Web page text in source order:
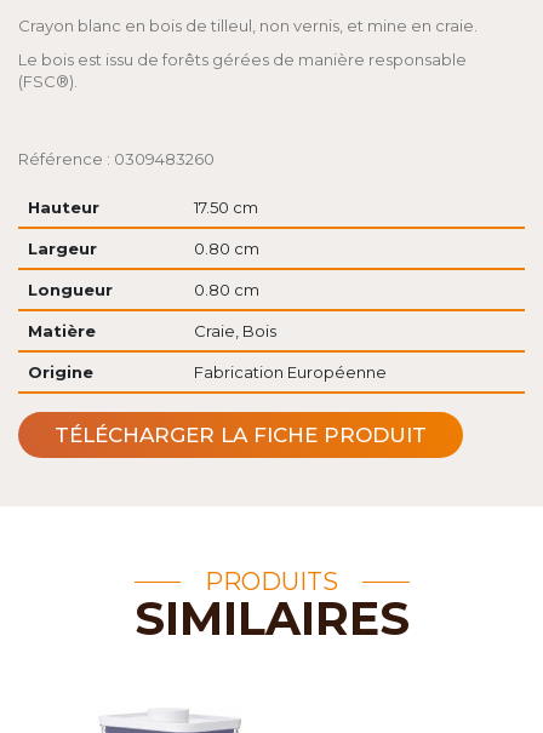
Crayon blanc en bois de tilleul, non vernis, et mine en craie.
Le bois est issu de forêts gérées de manière responsable
(FSC®).
Référence : 0309483260
Hauteur 17.50 cm
Largeur 0.80 cm
Longueur 0.80 cm
Matière Craie, Bois
Origine Fabrication Européenne
TÉLÉCHARGER LA FICHE PRODUIT
PRODUITS
SIMILAIRES